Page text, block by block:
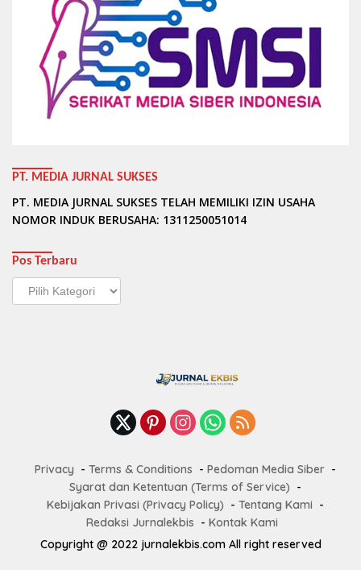
PT. MEDIA JURNAL SUKSES
PT. MEDIA JURNAL SUKSES TELAH MEMILIKI IZIN USAHA
NOMOR INDUK BERUSAHA: 1311250051014
Pos Terbaru
Pos
Terbaru
Privacy Terms & Conditions
Pedoman Media Siber
Syarat dan Ketentuan (Terms of Service)
Kebijakan Privasi (Privacy Policy)
Tentang Kami
Redaksi Jurnalekbis
Kontak Kami
Copyright @ 2022 jurnalekbis.com All right reserved